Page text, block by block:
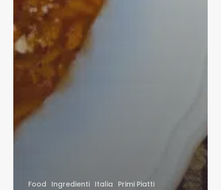
Food Ingredienti Italia Primi Piatti